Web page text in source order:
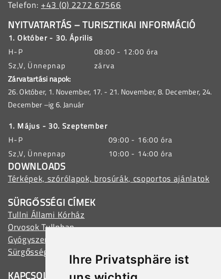
Ihre Privatsphäre ist
Telefon: +43 (0) 2272 67566
NYITVATARTÁS – TURISZTIKAI INFORMÁCIÓ
1. Október - 30. Április
H-P
08:00 - 12:00 óra
Sz,V, Ünnepnap
zárva
Zárvatartási napok:
26. Október, 1. November, 17. - 21. November, 8. December, 24.
December –ig 6. Január
1. Május - 30. Szeptember
H-P
09:00 - 16:00 óra
Sz,V, Ünnepnap
10:00 - 14:00 óra
DOWNLOADS
Térképek, szórólapok, brosúrák, csoportos ajánlatok
SÜRGŐSSÉGI CÍMEK
Tullni Állami Kórház
Orvosok Tullnban
Gyógyszertárak Tullnban
Sürgősségi szolgálatok
KAPCSOLAT